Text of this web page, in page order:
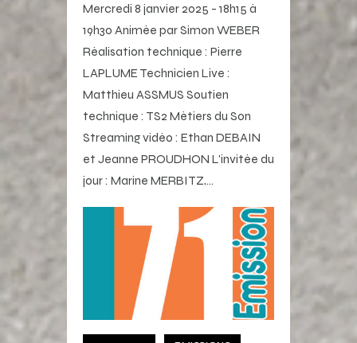
Mercredi 8 janvier 2025 - 18h15 à
19h30 Animée par Simon WEBER
Réalisation technique : Pierre
LAPLUME Technicien Live :
Matthieu ASSMUS Soutien
technique : TS2 Métiers du Son
Streaming vidéo : Ethan DEBAIN
et Jeanne PROUDHON L'invitée du
jour : Marine MERBITZ,…